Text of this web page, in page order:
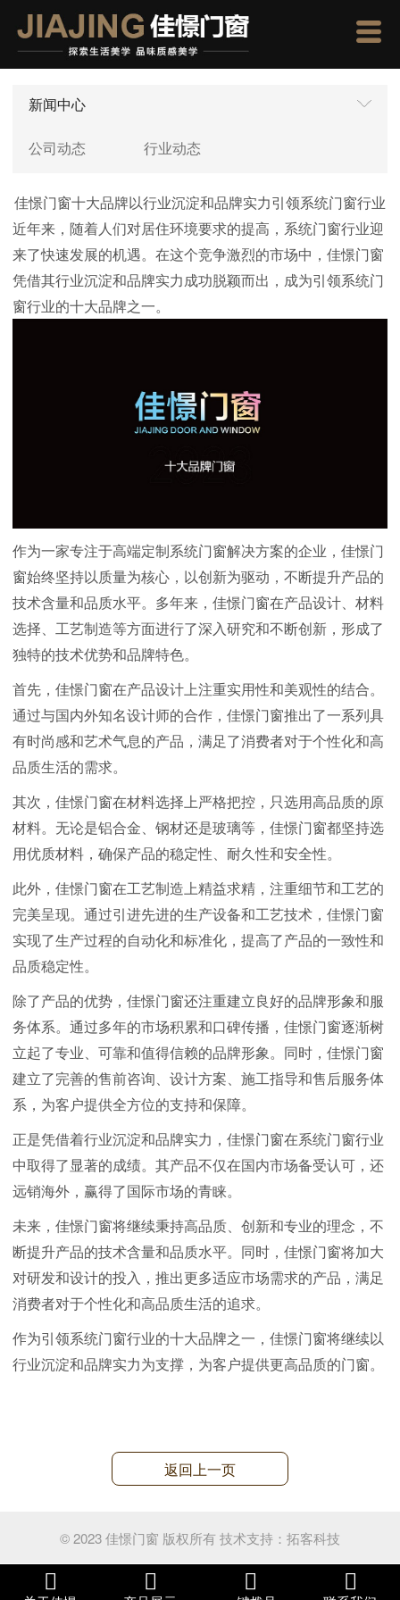
新闻中心
公司动态 行业动态
佳憬门窗十大品牌以行业沉淀和品牌实力引领系统门窗行业
近年来，随着人们对居住环境要求的提高，系统门窗行业迎
来了快速发展的机遇。在这个竞争激烈的市场中，佳憬门窗
凭借其行业沉淀和品牌实力成功脱颖而出，成为引领系统门
窗行业的十大品牌之一。
作为一家专注于高端定制系统门窗解决方案的企业，佳憬门
窗始终坚持以质量为核心，以创新为驱动，不断提升产品的
技术含量和品质水平。多年来，佳憬门窗在产品设计、材料
选择、工艺制造等方面进行了深入研究和不断创新，形成了
独特的技术优势和品牌特色。
首先，佳憬门窗在产品设计上注重实用性和美观性的结合。
通过与国内外知名设计师的合作，佳憬门窗推出了一系列具
有时尚感和艺术气息的产品，满足了消费者对于个性化和高
品质生活的需求。
其次，佳憬门窗在材料选择上严格把控，只选用高品质的原
材料。无论是铝合金、钢材还是玻璃等，佳憬门窗都坚持选
用优质材料，确保产品的稳定性、耐久性和安全性。
此外，佳憬门窗在工艺制造上精益求精，注重细节和工艺的
完美呈现。通过引进先进的生产设备和工艺技术，佳憬门窗
实现了生产过程的自动化和标准化，提高了产品的一致性和
品质稳定性。
除了产品的优势，佳憬门窗还注重建立良好的品牌形象和服
务体系。通过多年的市场积累和口碑传播，佳憬门窗逐渐树
立起了专业、可靠和值得信赖的品牌形象。同时，佳憬门窗
建立了完善的售前咨询、设计方案、施工指导和售后服务体
系，为客户提供全方位的支持和保障。
正是凭借着行业沉淀和品牌实力，佳憬门窗在系统门窗行业
中取得了显著的成绩。其产品不仅在国内市场备受认可，还
远销海外，赢得了国际市场的青睐。
未来，佳憬门窗将继续秉持高品质、创新和专业的理念，不
断提升产品的技术含量和品质水平。同时，佳憬门窗将加大
对研发和设计的投入，推出更多适应市场需求的产品，满足
消费者对于个性化和高品质生活的追求。
作为引领系统门窗行业的十大品牌之一，佳憬门窗将继续以
行业沉淀和品牌实力为支撑，为客户提供更高品质的门窗。
返回上一页
© 2023 佳憬门窗 版权所有技术支持： 拓客科技